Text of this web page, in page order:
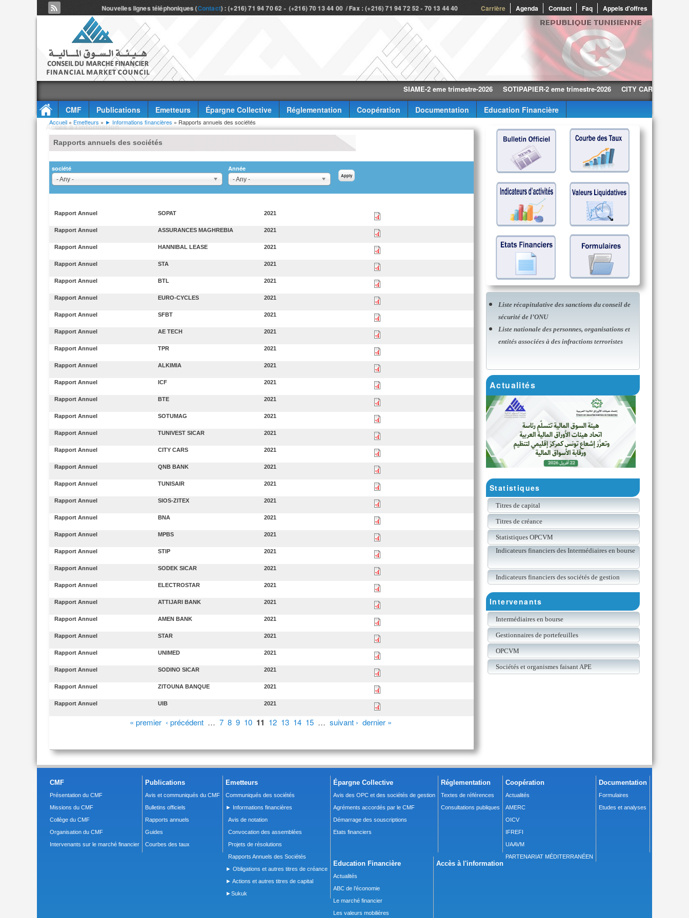
Carrière Agenda Contact Faq Appels d'offres
Nouvelles lignes téléphoniques (Contact) : (+216) 71 94 70 62 - (+216) 70 13 44 00 / Fax : (+216) 71 94 72 52 - 70 13 44 40
SIAME-2 eme trimestre-2026 SOTIPAPIER-2 eme trimestre-2026 CITY CARS-2 eme trimestre-
CMF Publications Emetteurs Épargne Collective Réglementation Coopération Documentation
Education Financière
Accès à l'information
Vous êtes ici
Accueil » Emetteurs » ► Informations financières » Rapports annuels des sociétés
Rapports annuels des sociétés
société
- Any -
Année
- Any -
Rapport Annuel SOPAT 2021
Rapport Annuel ASSURANCES MAGHREBIA 2021
Rapport Annuel HANNIBAL LEASE 2021
Rapport Annuel STA 2021
Rapport Annuel BTL 2021
Rapport Annuel EURO-CYCLES 2021
Rapport Annuel SFBT 2021
Rapport Annuel AE TECH 2021
Rapport Annuel TPR 2021
Rapport Annuel ALKIMIA 2021
Rapport Annuel ICF 2021
Rapport Annuel BTE 2021
Rapport Annuel SOTUMAG 2021
Rapport Annuel TUNIVEST SICAR 2021
Rapport Annuel CITY CARS 2021
Rapport Annuel QNB BANK 2021
Rapport Annuel TUNISAIR 2021
Rapport Annuel SIOS-ZITEX 2021
Rapport Annuel BNA 2021
Rapport Annuel MPBS 2021
Rapport Annuel STIP 2021
Rapport Annuel SODEK SICAR 2021
Rapport Annuel ELECTROSTAR 2021
Rapport Annuel ATTIJARI BANK 2021
Rapport Annuel AMEN BANK 2021
Rapport Annuel STAR 2021
Rapport Annuel UNIMED 2021
Rapport Annuel SODINO SICAR 2021
Rapport Annuel ZITOUNA BANQUE 2021
Rapport Annuel UIB 2021
« premier ‹ précédent … 7 8 9 10 11 12 13 14 15 … suivant › dernier »
Liste récapitulative des sanctions du conseil de
sécurité de l’ONU
Liste nationale des personnes, organisations et
entités associées à des infractions terroristes
Actualités
Statistiques
Titres de capital
Titres de créance
Statistiques OPCVM
Indicateurs financiers des Intermédiaires en bourse
Indicateurs financiers des sociétés de gestion
Intervenants
Intermédiaires en bourse
Gestionnaires de portefeuilles
OPCVM
Sociétés et organismes faisant APE
CMF
Présentation du CMF
Missions du CMF
Collège du CMF
Organisation du CMF
Intervenants sur le marché financier
Publications
Avis et communiqués du CMF
Bulletins officiels
Rapports annuels
Guides
Courbes des taux
Emetteurs
Communiqués des sociétés
► Informations financières
Avis de notation
Convocation des assemblées
Projets de résolutions
Rapports Annuels des Sociétés
► Obligations et autres titres de créance
► Actions et autres titres de capital
►Sukuk
Épargne Collective
Avis des OPC et des sociétés de gestion
Agréments accordés par le CMF
Démarrage des souscriptions
Etats financiers
Réglementation
Textes de références
Consultations publiques
Coopération
Actualités
AMERC
OICV
IFREFI
UAAVM
PARTENARIAT MÉDITERRANÉEN
Documentation
Formulaires
Etudes et analyses
Education Financière
Actualités
ABC de l’économie
Le marché financier
Les valeurs mobilières
Accès à l'information